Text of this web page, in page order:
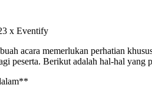
x Eventify
acara memerlukan perhatian
peserta. Berikut adalah hal-hal